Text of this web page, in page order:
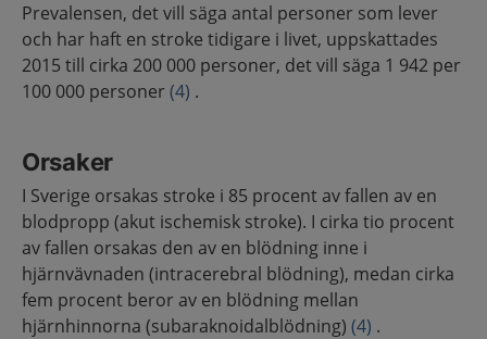
Prevalensen, det vill säga antal personer som lever
och har haft en stroke tidigare i livet, uppskattades
2015 till cirka 200 000 personer, det vill säga 1 942 per
100 000 personer (4) .
Orsaker
I Sverige orsakas stroke i 85 procent av fallen av en
blodpropp (akut ischemisk stroke). I cirka tio procent
av fallen orsakas den av en blödning inne i
hjärnvävnaden (intracerebral blödning), medan cirka
fem procent beror av en blödning mellan
hjärnhinnorna (subaraknoidalblödning) (4) .